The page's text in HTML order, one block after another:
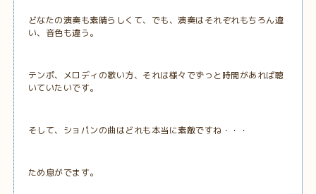
どなたの演奏も素晴らしくて、でも、演奏はそれぞれもちろん違
い、音色も違う。
テンポ、メロディの歌い方、それは様々でずっと時間があれば聴
いていたいです。
そして、ショパンの曲はどれも本当に素敵ですね・・・
ため息がでます。